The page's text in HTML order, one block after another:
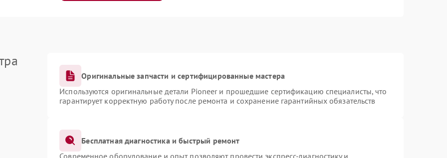
Оригинальные запчасти и сертифицированные мастера
Используются оригинальные детали Pioneer и прошедшие сертификацию специалисты, что
гарантирует корректную работу после ремонта и сохранение гарантийных обязательств
Бесплатная диагностика и быстрый ремонт
Современное оборудование и опыт позволяют провести экспресс-диагностику и